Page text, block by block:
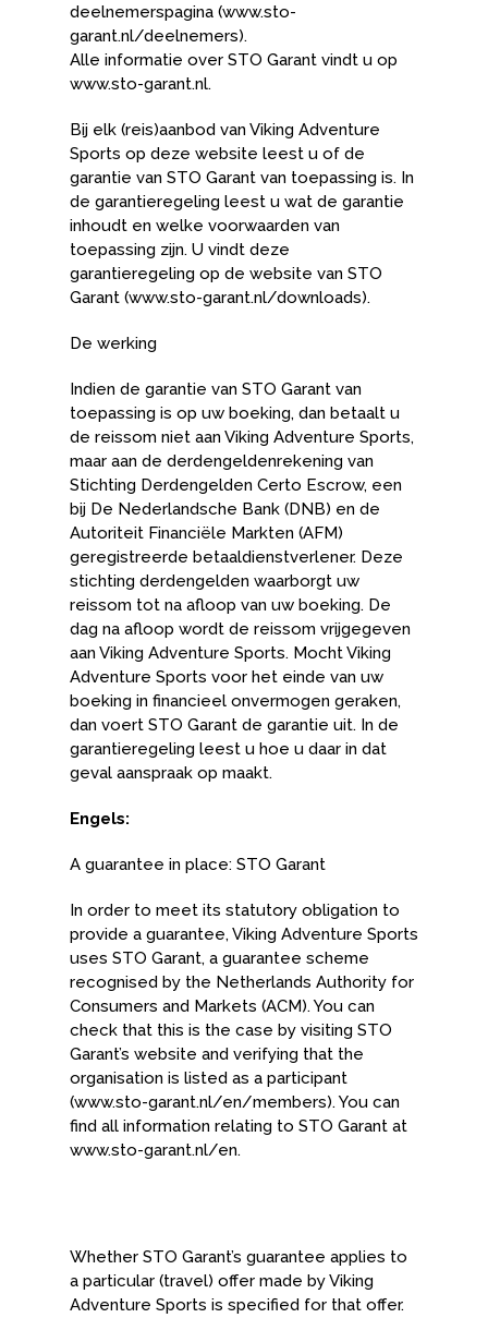
deelnemerspagina (www.sto-
garant.nl/deelnemers).
Alle informatie over STO Garant vindt u op
www.sto-garant.nl.
Bij elk (reis)aanbod van Viking Adventure
Sports op deze website leest u of de
garantie van STO Garant van toepassing is. In
de garantieregeling leest u wat de garantie
inhoudt en welke voorwaarden van
toepassing zijn. U vindt deze
garantieregeling op de website van STO
Garant (www.sto-garant.nl/downloads).
De werking
Indien de garantie van STO Garant van
toepassing is op uw boeking, dan betaalt u
de reissom niet aan Viking Adventure Sports,
maar aan de derdengeldenrekening van
Stichting Derdengelden Certo Escrow, een
bij De Nederlandsche Bank (DNB) en de
Autoriteit Financiële Markten (AFM)
geregistreerde betaaldienstverlener. Deze
stichting derdengelden waarborgt uw
reissom tot na afloop van uw boeking. De
dag na afloop wordt de reissom vrijgegeven
aan Viking Adventure Sports. Mocht Viking
Adventure Sports voor het einde van uw
boeking in financieel onvermogen geraken,
dan voert STO Garant de garantie uit. In de
garantieregeling leest u hoe u daar in dat
geval aanspraak op maakt.
Engels:
A guarantee in place: STO Garant
In order to meet its statutory obligation to
provide a guarantee, Viking Adventure Sports
uses STO Garant, a guarantee scheme
recognised by the Netherlands Authority for
Consumers and Markets (ACM). You can
check that this is the case by visiting STO
Garant’s website and verifying that the
organisation is listed as a participant
(www.sto-garant.nl/en/members). You can
find all information relating to STO Garant at
www.sto-garant.nl/en.
Whether STO Garant’s guarantee applies to
a particular (travel) offer made by Viking
Adventure Sports is specified for that offer.